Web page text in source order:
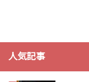
人気記事